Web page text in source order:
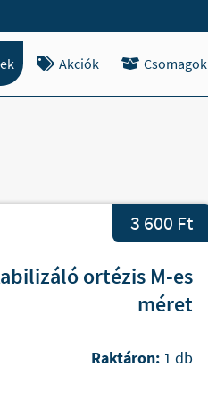
Akciók Csomagok
3 600 Ft
ortézis M-es
méret
Raktáron: 1 db